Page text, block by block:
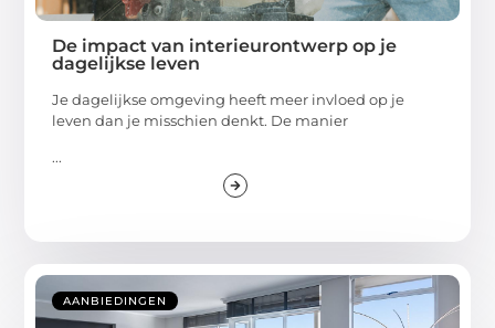
De impact van interieurontwerp op je
dagelijkse leven
Je dagelijkse omgeving heeft meer invloed op je
leven dan je misschien denkt. De manier
...
AANBIEDINGEN